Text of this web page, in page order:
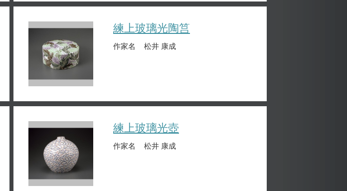
練上玻璃光陶筥
作家名 松井 康成
練上玻璃光壺
作家名 松井 康成